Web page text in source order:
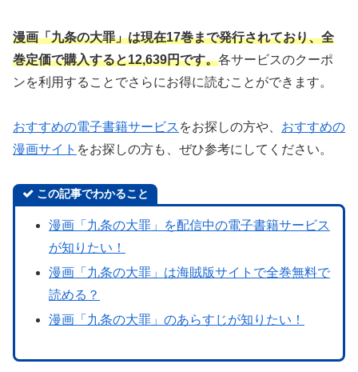
漫画「九条の大罪」は現在17巻まで発行されており、全
巻定価で購入すると12,639円です。各サービスのクーポ
ンを利用することでさらにお得に読むことができます。
おすすめの電子書籍サービス をお探しの方や、 おすすめの
漫画サイト をお探しの方も、ぜひ参考にしてください。
この記事でわかること
漫画「九条の大罪」を配信中の電子書籍サービス
が知りたい！
漫画「九条の大罪」は海賊版サイトで全巻無料で
読める？
漫画「九条の大罪」のあらすじが知りたい！